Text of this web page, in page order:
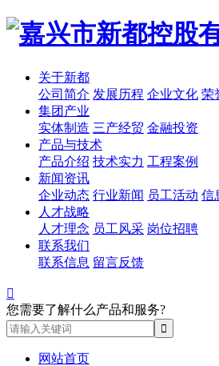
关于新都
公司简介 发展历程 企业文化 荣
集团产业
实体制造 三产经贸 金融投资
产品与技术
产品介绍 技术实力 工程案例
新闻资讯
企业动态 行业新闻 员工活动 信
人才战略
人才理念 员工风采 岗位招聘
联系我们
联系信息 留言反馈

您需要了解什么产品和服务?
网站首页